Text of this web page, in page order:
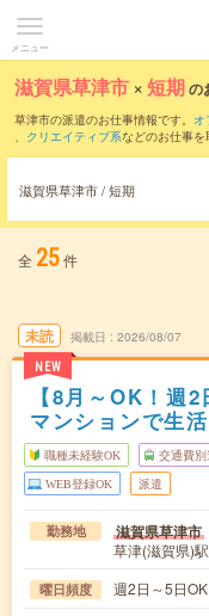
メニュー
滋賀県草津市 ×短期の
草津市の派遣のお仕事情報です。 オ
、 クリエイティブ系などのお仕事を
滋賀県草津市 / 短期
全 25件
未読
NEW
掲載日 2026/08/07
【8月～OK！週
マンションで生
職種未経験OK 交通費別
WEB登録OK 派遣
勤務地 滋賀県草津市
草津(滋賀県)
曜日頻度 週2日～5日